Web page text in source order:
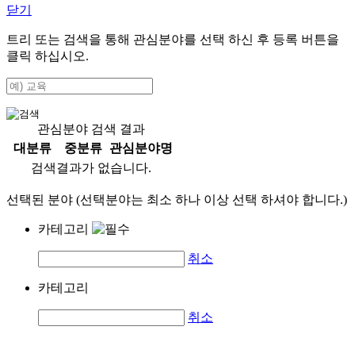
닫기
트리 또는 검색을 통해 관심분야를 선택 하신 후 등록 버튼을
클릭 하십시오.
관심분야 검색 결과
대분류
중분류
관심분야명
검색결과가 없습니다.
선택된 분야 (선택분야는 최소 하나 이상 선택 하셔야 합니다.)
카테고리
취소
카테고리
취소